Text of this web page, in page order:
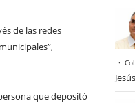
de las redes
que depositó